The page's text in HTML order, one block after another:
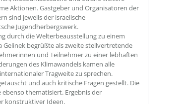
Aktionen. Gastgeber und Organisatoren der
sind jeweils der israelische
Jugendherbergswerk.
durch die Welterbeausstellung zu einem
Gelinek begrüßte als zweite stellvertretende
und Teilnehmer zu einer lebhaften
des Klimawandels kamen alle
Tragweite zu sprechen.
und auch kritische Fragen gestellt. Die
thematisiert. Ergebnis der
konstruktiver Ideen.